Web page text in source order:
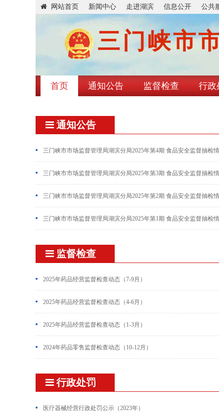
网站首页 新闻中心 走进湖滨 信息公开 公共
三门峡市
首页 通知公告 监督检查 行政
通知公告
三门峡市市场监督管理局湖滨分局2025年第4期 食品安全监督抽检
三门峡市市场监督管理局湖滨分局2025年第3期 食品安全监督抽检
三门峡市市场监督管理局湖滨分局2025年第2期 食品安全监督抽检
三门峡市市场监督管理局湖滨分局2025年第1期 食品安全监督抽检
监督检查
2025年药品经营监督检查动态（7-9月）
2025年药品经营监督检查动态（4-6月）
2025年药品经营监督检查动态（1-3月）
2024年药品零售监督检查动态（10-12月）
行政处罚
医疗器械经营行政处罚公示（2023年）